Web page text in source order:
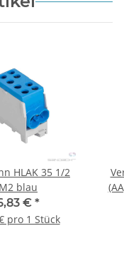
HLAK 35 1/2
M2 blau
€ *
pro 1 Stück